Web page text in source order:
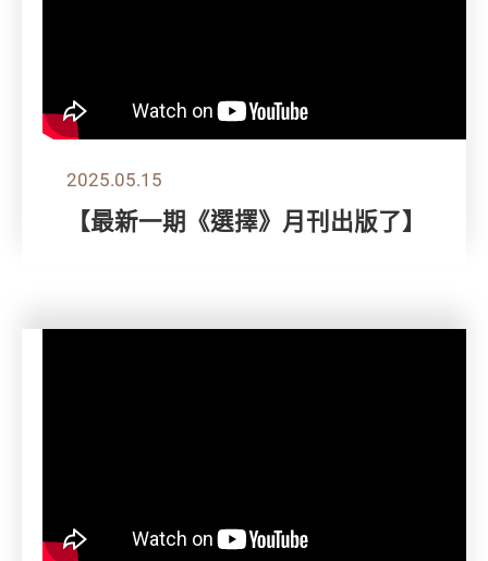
2025.05.15
【最新一期《選擇》月刊出版了】